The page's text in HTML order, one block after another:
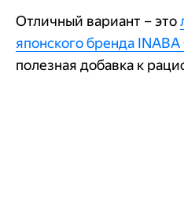
Отличный вариант – это
японского бренда INABA
полезная добавка к